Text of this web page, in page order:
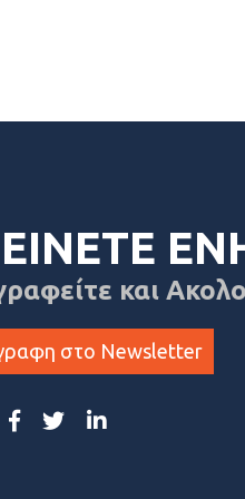
και
στο Newsletter